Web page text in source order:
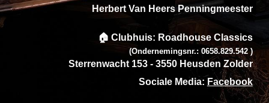
Herbert Van Heers Penningmeester
🏠 Clubhuis: Roadhouse Classics
(Ondernemingsnr.: 0658.829.542 )
Sterrenwacht 153 - 3550 Heusden Zolder
Sociale Media: Facebook